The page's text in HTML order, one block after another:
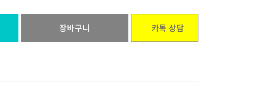
장바구니 카톡 상담